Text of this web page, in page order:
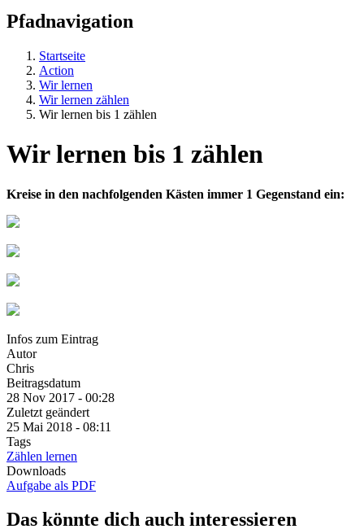
Pfadnavigation
Startseite
Action
Wir lernen
Wir lernen zählen
Wir lernen bis 1 zählen
Wir lernen bis 1 zählen
Kreise in den nachfolgenden Kästen immer 1 Gegenstand ein:
Infos zum Eintrag
Autor
Chris
Beitragsdatum
28 Nov 2017 - 00:28
Zuletzt geändert
25 Mai 2018 - 08:11
Tags
Zählen lernen
Downloads
Aufgabe als PDF
Das könnte dich auch interessieren